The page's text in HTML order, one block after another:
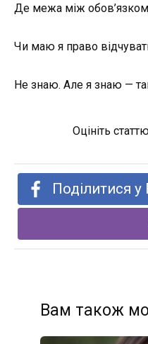
Де межа між
Чи маю я право
Не знаю. Але я знаю —
Оцініть
Поділитися у
Вам також